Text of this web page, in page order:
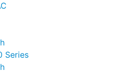
Series